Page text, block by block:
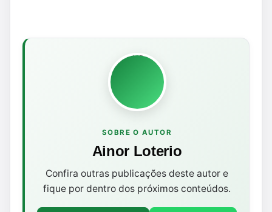
SOBRE O AUTOR
Ainor Loterio
Confira outras publicações deste autor e
fique por dentro dos próximos conteúdos.